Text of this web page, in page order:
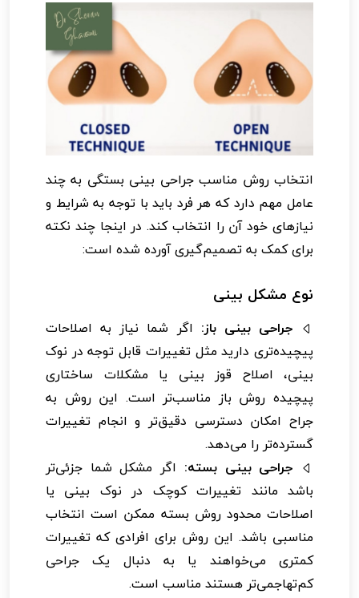
انتخاب روش مناسب جراحی بینی بستگی به چند
عامل مهم دارد که هر فرد باید با توجه به شرایط و
نیازهای خود آن را انتخاب کند. در اینجا چند نکته
برای کمک به تصمیم‌گیری آورده شده است:
نوع مشکل بینی
جراحی بینی باز: اگر شما نیاز به اصلاحات
پیچیده‌تری دارید مثل تغییرات قابل توجه در نوک
بینی، اصلاح قوز بینی یا مشکلات ساختاری
پیچیده روش باز مناسب‌تر است. این روش به
جراح امکان دسترسی دقیق‌تر و انجام تغییرات
گسترده‌تر را می‌دهد.
جراحی بینی بسته: اگر مشکل شما جزئی‌تر
باشد مانند تغییرات کوچک در نوک بینی یا
اصلاحات محدود روش بسته ممکن است انتخاب
مناسبی باشد. این روش برای افرادی که تغییرات
کمتری می‌خواهند یا به دنبال یک جراحی
کم‌تهاجمی‌تر هستند مناسب است.